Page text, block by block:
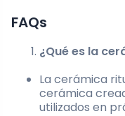
FAQs
¿Qué es la
La cerámica
cerámica
utilizados en